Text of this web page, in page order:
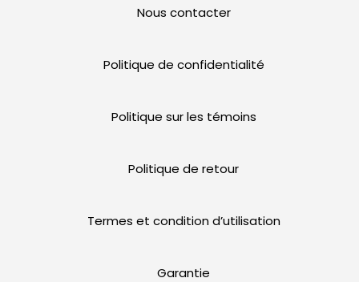
Nous contacter
Politique de confidentialité
Politique sur les témoins
Politique de retour
Termes et condition d’utilisation
Garantie